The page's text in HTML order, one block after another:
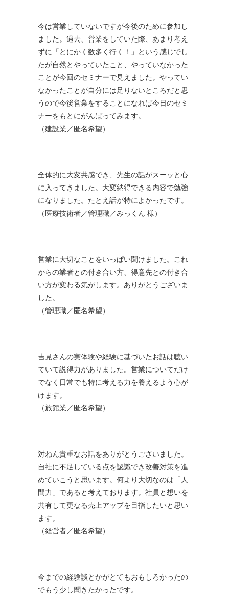
今は営業していないですが今後のために参加し
ました。過去、営業をしていた際、あまり考え
ずに「とにかく数多く行く！」という感じでし
たが自然とやっていたこと、やっていなかった
ことが今回のセミナーで見えました。やってい
なかったことが自分には足りないところだと思
うので今後営業をすることになれば今日のセミ
ナーをもとにがんばってみます。
（建設業／匿名希望）
全体的に大変共感でき、先生の話がスーッと心
に入ってきました。大変納得できる内容で勉強
になりました。たとえ話が特によかったです。
（医療技術者／管理職／みっくん 様）
営業に大切なことをいっぱい聞けました。これ
からの業者との付き合い方、得意先との付き合
い方が変わる気がします。ありがとうございま
した。
（管理職／匿名希望）
吉見さんの実体験や経験に基づいたお話は聴い
ていて説得力がありました。営業についてだけ
でなく日常でも特に考える力を養えるよう心が
けます。
（旅館業／匿名希望）
対ねん貴重なお話をありがとうございました。
自社に不足している点を認識でき改善対策を進
めていこうと思います。何より大切なのは「人
間力」であると考えております。社員と想いを
共有して更なる売上アップを目指したいと思い
ます。
（経営者／匿名希望）
今までの経験談とかがとてもおもしろかったの
でもう少し聞きたかったです。